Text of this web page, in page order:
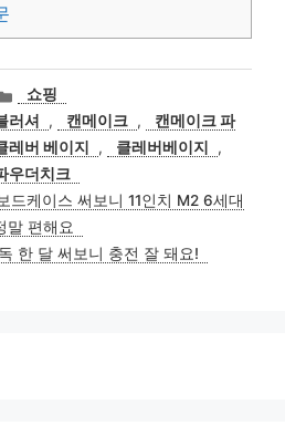
카
테
고
리
쇼핑
러셔 , 캔메이크 ,
캔메이크 파
레버 베이지
, 클레버베이지
,
우더치크
드케이스 써보니 11인치 M2 6세대
말 편해요
한 달 써보니 충전 잘 돼요!